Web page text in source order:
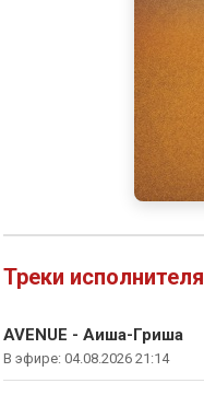
Треки исполнителя
AVENUE - Аиша-Гриша
В эфире: 04.08.2026 21:14